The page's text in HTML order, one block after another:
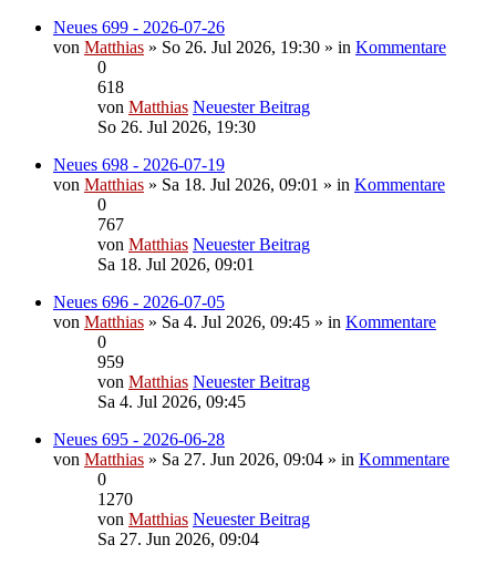
Neues 699 - 2026-07-26
von Matthias » So 26. Jul 2026, 19:30 » in Kommentare
0
618
von Matthias Neuester Beitrag
So 26. Jul 2026, 19:30
Neues 698 - 2026-07-19
von Matthias » Sa 18. Jul 2026, 09:01 » in Kommentare
0
767
von Matthias Neuester Beitrag
Sa 18. Jul 2026, 09:01
Neues 696 - 2026-07-05
von Matthias » Sa 4. Jul 2026, 09:45 » in Kommentare
0
959
von Matthias Neuester Beitrag
Sa 4. Jul 2026, 09:45
Neues 695 - 2026-06-28
von Matthias » Sa 27. Jun 2026, 09:04 » in Kommentare
0
1270
von Matthias Neuester Beitrag
Sa 27. Jun 2026, 09:04